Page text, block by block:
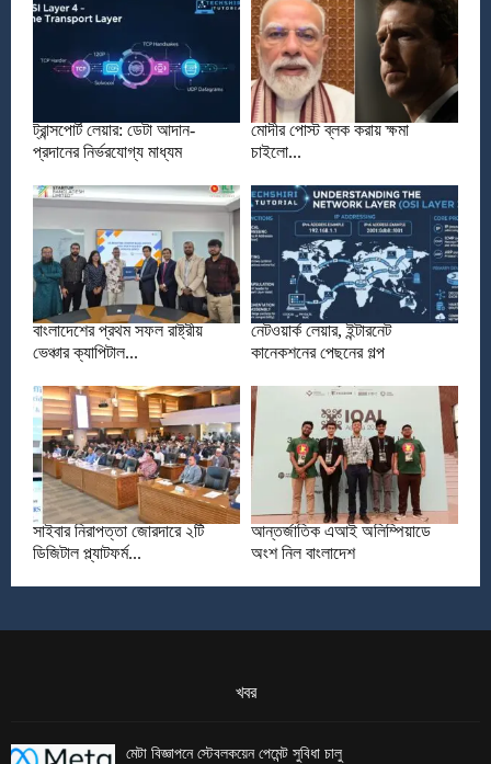
ট্রান্সপোর্ট লেয়ার: ডেটা আদান-
প্রদানের নির্ভরযোগ্য মাধ্যম
মোদীর পোস্ট ব্লক করায় ক্ষমা
চাইলো...
বাংলাদেশের প্রথম সফল রাষ্ট্রীয়
ভেঞ্চার ক্যাপিটাল...
নেটওয়ার্ক লেয়ার, ইন্টারনেট
কানেকশনের পেছনের গল্প
সাইবার নিরাপত্তা জোরদারে ২টি
ডিজিটাল প্ল্যাটফর্ম...
আন্তর্জাতিক এআই অলিম্পিয়াডে
অংশ নিল বাংলাদেশ
খবর
মেটা বিজ্ঞাপনে স্টেবলকয়েন পেমেন্ট সুবিধা চালু